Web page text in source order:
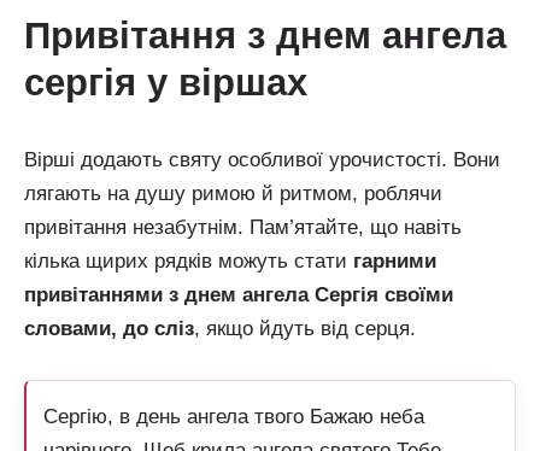
привітання з днем ангела
сергія у віршах
Вірші додають святу особливої урочистості. Вони
лягають на душу римою й ритмом, роблячи
привітання незабутнім. Пам’ятайте, що навіть
кілька щирих рядків можуть стати гарними
привітаннями з днем ангела Сергія своїми
словами, до сліз, якщо йдуть від серця.
Сергію, в день ангела твого Бажаю неба